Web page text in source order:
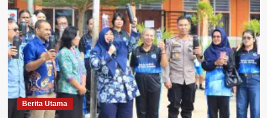
Berita Utama